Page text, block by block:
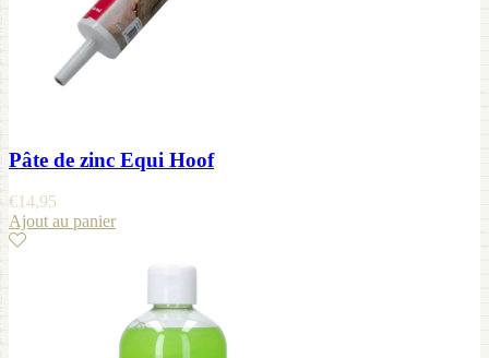
Pâte de zinc Equi Hoof
€14,95
Ajout au panier